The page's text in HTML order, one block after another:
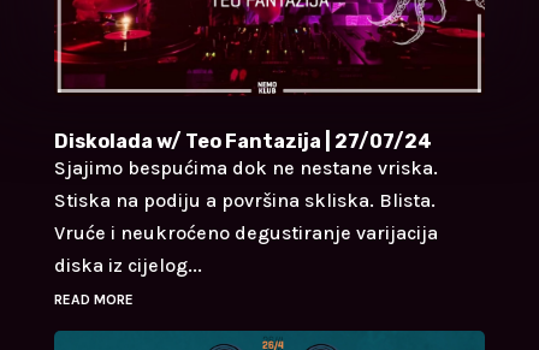
Diskolada w/ Teo Fantazija | 27/07/24
Sjajimo bespućima dok ne nestane vriska.
Stiska na podiju a površina skliska. Blista.
Vruće i neukroćeno degustiranje varijacija
diska iz cijelog...
READ MORE